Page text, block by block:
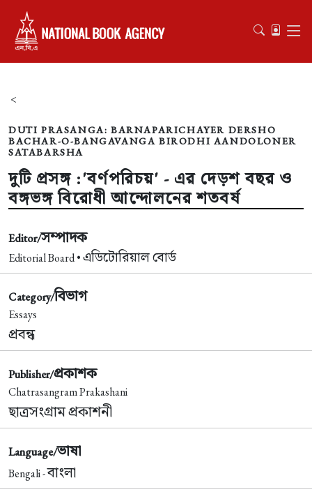
<
DUTI PRASANGA: BARNAPARICHAYER DERSHO
BACHAR-O-BANGAVANGA BIRODHI AANDOLONER
SATABARSHA
দুটি প্রসঙ্গ :'বর্ণপরিচয়' - এর দেড়শ বছর ও
বঙ্গভঙ্গ বিরোধী আন্দোলনের শতবর্ষ
Editor/সম্পাদক
Editorial Board •এডিটোরিয়াল বোর্ড
Category/বিভাগ
Essays
প্রবন্ধ
Publisher/প্রকাশক
Chatrasangram Prakashani
ছাত্রসংগ্রাম প্রকাশনী
Language/ভাষা
Bengali -বাংলা